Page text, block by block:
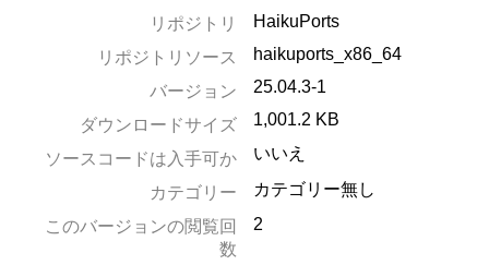
リポジトリ
HaikuPorts
リポジトリソース
haikuports_x86_64
バージョン
25.04.3-1
ダウンロードサイズ 1,001.2 KB
ソースコードは入手可か いいえ
カテゴリー
カテゴリー無し
このバージョンの閲覧回
数
2